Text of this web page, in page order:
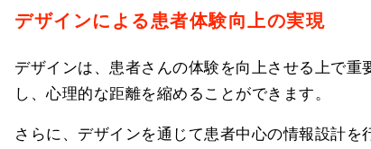
デザインによる患者体験向上の実現
デザインは、患者さんの体験を向上させる上で
し、心理的な距離を縮めることができます。
さらに、デザインを通じて患者中心の情報設計